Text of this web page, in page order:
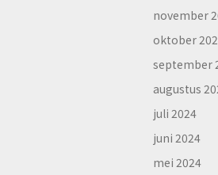
november
oktober
september
augustus
juli 2024
juni 2024
mei 2024